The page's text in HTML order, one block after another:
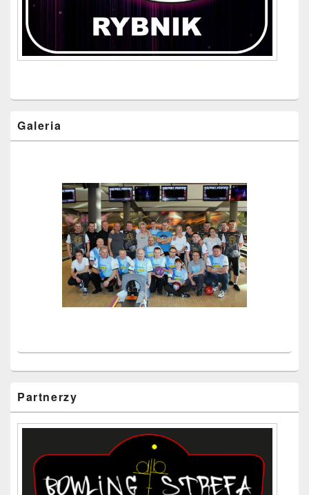
Galeria
Partnerzy